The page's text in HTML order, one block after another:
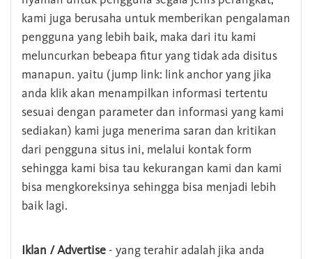
kami juga berusaha untuk memberikan pengalaman
pengguna yang lebih baik, maka dari itu kami
meluncurkan bebeapa fitur yang tidak ada disitus
manapun. yaitu (jump link: link anchor yang jika
anda klik akan menampilkan informasi tertentu
sesuai dengan parameter dan informasi yang kami
sediakan) kami juga menerima saran dan kritikan
dari pengguna situs ini, melalui kontak form
sehingga kami bisa tau kekurangan kami dan kami
bisa mengkoreksinya sehingga bisa menjadi lebih
baik lagi.
Iklan / Advertise - yang terahir adalah jika anda